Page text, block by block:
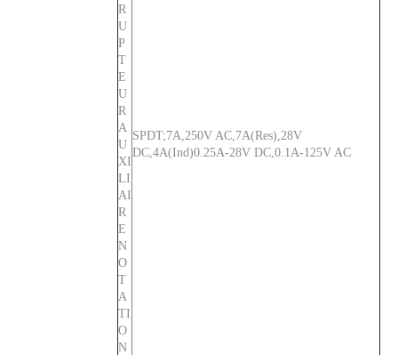
R
U
P
T
E
U
R
A
U
XI
LI
AI
R
E
N
O
T
A
TI
O
N
SPDT;7A,250V AC,7A(Res),28V
DC,4A(Ind)0.25A-28V DC,0.1A-125V AC